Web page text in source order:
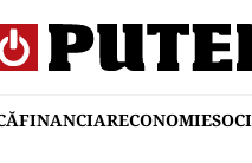
FINANCIARECONOMIE